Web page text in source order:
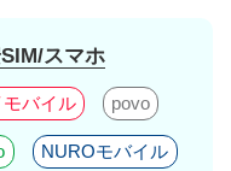
スマホ
モバイル povo
NUROモバイル